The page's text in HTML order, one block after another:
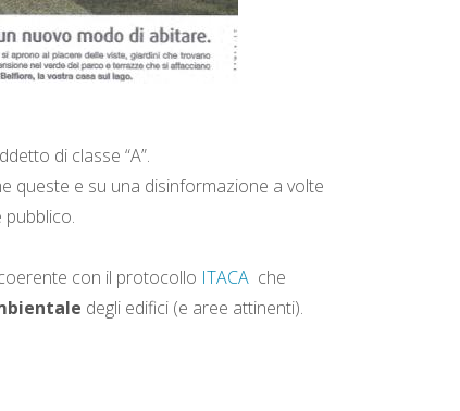
di classe “A”.
queste e su una disinformazione a volte
con il protocollo ITACAche
degli edifici (e aree attinenti).